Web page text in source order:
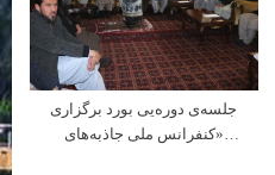
جلسه‌ی دوره‌یی بورد برگزاری
«کنفرانس ملی جاذبه‌های